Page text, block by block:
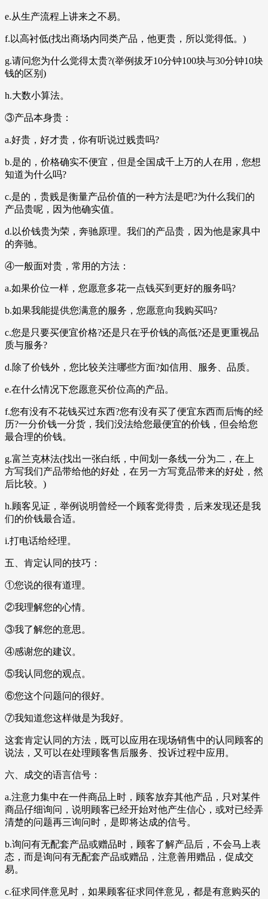
e.从生产流程上讲来之不易。
f.以高衬低(找出商场内同类产品，他更贵，所以觉得低。)
g.请问您为什么觉得太贵?(举例拔牙10分钟100块与30分钟10块
钱的区别)
h.大数小算法。
③产品本身贵：
a.好贵，好才贵，你有听说过贱贵吗?
b.是的，价格确实不便宜，但是全国成千上万的人在用，您想
知道为什么吗?
c.是的，贵贱是衡量产品价值的一种方法是吧?为什么我们的
产品贵呢，因为他确实值。
d.以价钱贵为荣，奔驰原理。我们的产品贵，因为他是家具中
的奔驰。
④一般面对贵，常用的方法：
a.如果价位一样，您愿意多花一点钱买到更好的服务吗?
b.如果我能提供您满意的服务，您愿意向我购买吗?
c.您是只要买便宜价格?还是只在乎价钱的高低?还是更重视品
质与服务?
d.除了价钱外，您比较关注哪些方面?如信用、服务、品质。
e.在什么情况下您愿意买价位高的产品。
f.您有没有不花钱买过东西?您有没有买了便宜东西而后悔的经
历?一分价钱一分货，我们没法给您最便宜的价钱，但会给您
最合理的价钱。
g.富兰克林法(找出一张白纸，中间划一条线一分为二，在上
方写我们产品带给他的好处，在另一方写竟品带来的好处，然
后比较。)
h.顾客见证，举例说明曾经一个顾客觉得贵，后来发现还是我
们的价钱最合适。
i.打电话给经理。
五、肯定认同的技巧：
①您说的很有道理。
②我理解您的心情。
③我了解您的意思。
④感谢您的建议。
⑤我认同您的观点。
⑥您这个问题问的很好。
⑦我知道您这样做是为我好。
这套肯定认同的方法，既可以应用在现场销售中的认同顾客的
说法，又可以在处理顾客售后服务、投诉过程中应用。
六、成交的语言信号：
a.注意力集中在一件商品上时，顾客放弃其他产品，只对某件
商品仔细询问，说明顾客已经开始对他产生信心，或对已经弄
清楚的问题再三询问时，是即将达成的信号。
b.询问有无配套产品或赠品时，顾客了解产品后，不会马上表
态，而是询问有无配套产品或赠品，注意善用赠品，促成交
易。
c.征求同伴意见时，如果顾客征求同伴意见，都是有意购买的